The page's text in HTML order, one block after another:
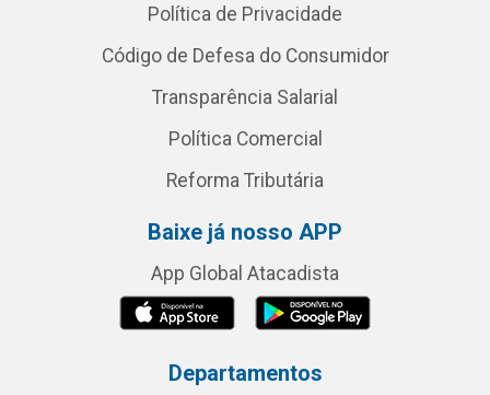
Política de Privacidade
Código de Defesa do Consumidor
Transparência Salarial
Política Comercial
Reforma Tributária
Baixe já nosso APP
App Global Atacadista
Departamentos